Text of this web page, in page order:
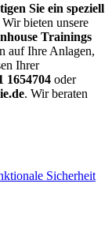
Sie ein speziell
Wir bieten unsere
Trainings
auf Ihre Anlagen,
Ihrer
1654704 oder
. Wir beraten
Sicherheit